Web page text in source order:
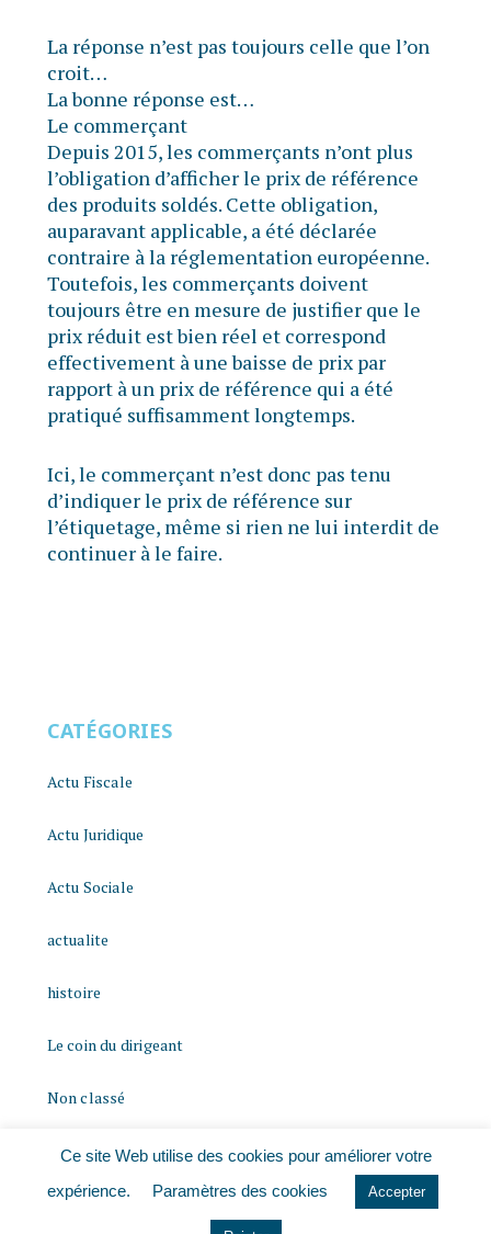
La réponse n’est pas toujours celle que l’on
croit…
La bonne réponse est…
Le commerçant
Depuis 2015, les commerçants n’ont plus
l’obligation d’afficher le prix de référence
des produits soldés. Cette obligation,
auparavant applicable, a été déclarée
contraire à la réglementation européenne.
Toutefois, les commerçants doivent
toujours être en mesure de justifier que le
prix réduit est bien réel et correspond
effectivement à une baisse de prix par
rapport à un prix de référence qui a été
pratiqué suffisamment longtemps.
Ici, le commerçant n’est donc pas tenu
d’indiquer le prix de référence sur
l’étiquetage, même si rien ne lui interdit de
continuer à le faire.
CATÉGORIES
Actu Fiscale
Actu Juridique
Actu Sociale
actualite
histoire
Le coin du dirigeant
Non classé
quizz
Ce site Web utilise des cookies pour améliorer votre
expérience.
Paramètres des cookies Accepter